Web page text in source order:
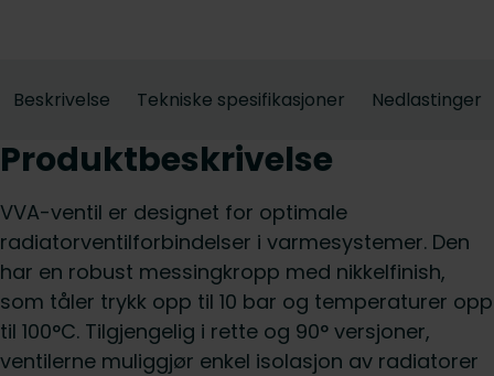
Beskrivelse Tekniske spesifikasjoner Nedlastinger
Produktbeskrivelse
VVA-ventil er designet for optimale
radiatorventilforbindelser i varmesystemer. Den
har en robust messingkropp med nikkelfinish,
som tåler trykk opp til 10 bar og temperaturer opp
til 100°C. Tilgjengelig i rette og 90° versjoner,
ventilerne muliggjør enkel isolasjon av radiatorer